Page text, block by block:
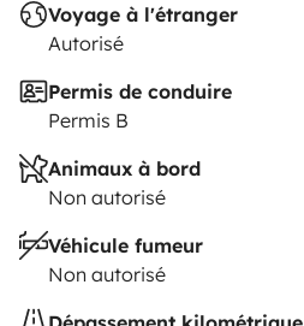
Voyage à l'étranger
Autorisé
Permis de conduire
Permis B
Animaux à bord
Non autorisé
Véhicule fumeur
Non autorisé